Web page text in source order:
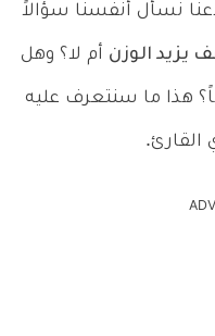
نسأل أنفسنا سؤالاً
يزيد الوزن أم لا؟ وهل
هذا ما سنتعرف عليه
القارئ.